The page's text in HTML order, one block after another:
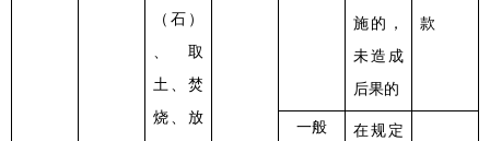
（石）
、取
土、焚
烧、放
施的，
未造成
后果的
款
一般
在规定